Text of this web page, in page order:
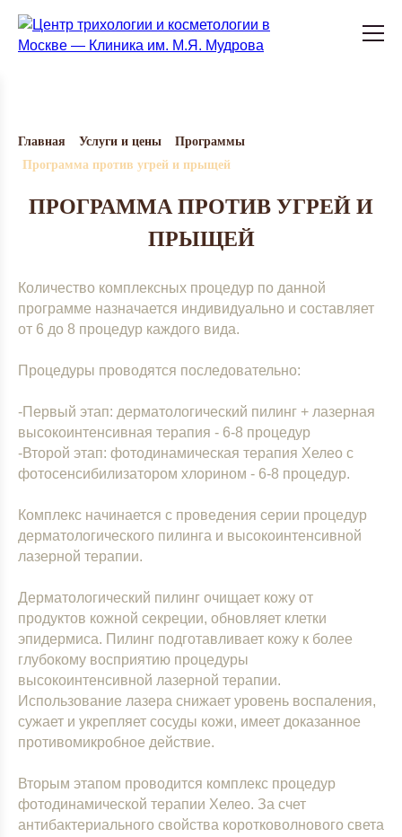
Главная Услуги и цены
Программы
Программа против угрей и прыщей
ПРОГРАММА ПРОТИВ УГРЕЙ И
ПРЫЩЕЙ
Количество комплексных процедур по данной
программе назначается индивидуально и составляет
от 6 до 8 процедур каждого вида.
Процедуры проводятся последовательно:
-Первый этап: дерматологический пилинг + лазерная
высокоинтенсивная терапия - 6-8 процедур
-Второй этап: фотодинамическая терапия Хелео с
фотосенсибилизатором хлорином - 6-8 процедур.
Комплекс начинается с проведения серии процедур
дерматологического пилинга и высокоинтенсивной
лазерной терапии.
Дерматологический пилинг очищает кожу от
продуктов кожной секреции, обновляет клетки
эпидермиса. Пилинг подготавливает кожу к более
глубокому восприятию процедуры
высокоинтенсивной лазерной терапии.
Использование лазера снижает уровень воспаления,
сужает и укрепляет сосуды кожи, имеет доказанное
противомикробное действие.
Вторым этапом проводится комплекс процедур
фотодинамической терапии Хелео. За счет
антибактериального свойства коротковолнового света